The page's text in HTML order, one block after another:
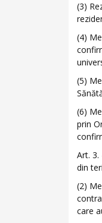
(3)
(4)
(5)
(6)
prin
Art.
din
(2)
care